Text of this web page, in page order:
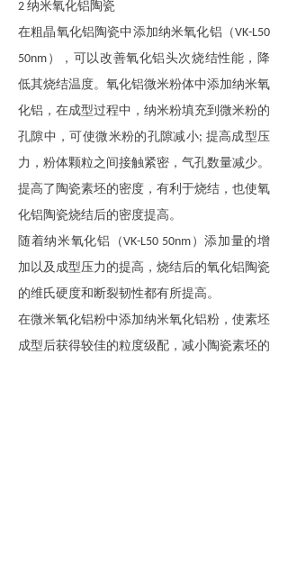
2 纳米氧化铝陶瓷
在粗晶氧化铝陶瓷中添加纳米氧化铝（VK-L50
50nm ）
，可以改善氧化铝头次烧结性能，降
低其烧结温度。氧化铝微米粉体中添加纳米氧
化铝 ，在成型过程中，纳米粉填充到微米粉的
孔隙中，可使微米粉的孔隙减小; 提高成型压
力，粉体颗粒之间接触紧密，气孔数量减少。
提高了陶瓷素坯的密度，有利于烧结，也使氧
化铝陶瓷烧结后的密度提高。
随着纳米氧化铝（VK-L50 50nm ）添加量的增
加以及成型压力的提高，烧结后的氧化铝陶瓷
的维氏硬度和断裂韧性都有所提高。
在微米氧化铝粉中添加纳米氧化铝粉，使素坯
成型后获得较佳的粒度级配，减小陶瓷素坯的